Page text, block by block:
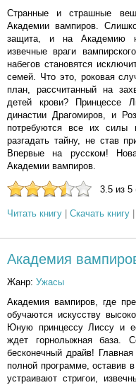
Странные и страшные
Академии вампиров.
защита, и на Академию
извечные враги
набегов становятся
семей. Что это, роковая
план, рассчитанный на
детей крови? Принцессе
династии Драгомиров, и
потребуются все их силы
разгадать тайну, не став
Впервые на русском!
Академии вампиров.
3.5 из 5
Читать книгу Скачать книгу
Академия
Жанр: Ужасы
Академия вампиров, где
обучаются искусству
Юную принцессу Лиссу и
ждет горнолыжная база.
бесконечный драйв!
полной программе, оставив
устраивают стригои,